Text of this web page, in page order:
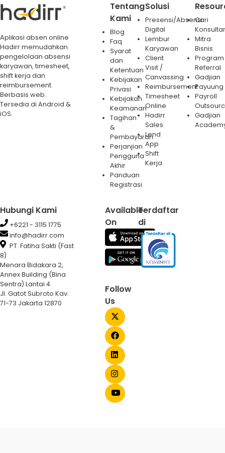
Aplikasi absen online
Hadirr memudahkan
pengelolaan absensi
karyawan, timesheet,
shift kerja dan
reimbursement.
Berbasis web.
Tersedia di Android &
iOS.
Tentang
Kami
Blog
Faq
Syarat
dan
Ketentuan
Kebijakan
Privasi
Kebijakan
Keamanan
Tagihan
&
Pembayaran
Perjanjian
Pengguna
Akhir
Panduan
Registrasi
Solusi
Presensi/Absensi
Digital
Lembur
Karyawan
Client
Visit /
Canvassing
Reimbursement
Timesheet
Online
Hadirr
Sales
Lend
App
Shift
Kerja
Cari
Mitra
Bisnis
Program
Referral
Gadjian
Payuung
Payroll
Gadjian
Hubungi Kami
+6221 - 3115 1775
info@hadirr.com
PT. Fatiha Sakti (Fast
8)
Menara Bidakara 2,
Annex Building (Bina
Sentra) Lantai 4
Jl. Gatot Subroto Kav.
71-73 Jakarta 12870
Available
On
Follow
Us
Terdaftar
di